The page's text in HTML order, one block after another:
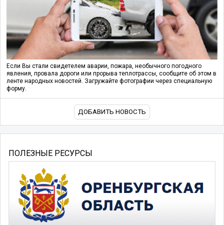
Если Вы стали свидетелем аварии, пожара, необычного погодного
явления, провала дороги или прорыва теплотрассы, сообщите об этом в
ленте народных новостей. Загружайте фотографии через специальную
форму.
ДОБАВИТЬ НОВОСТЬ
ПОЛЕЗНЫЕ РЕСУРСЫ